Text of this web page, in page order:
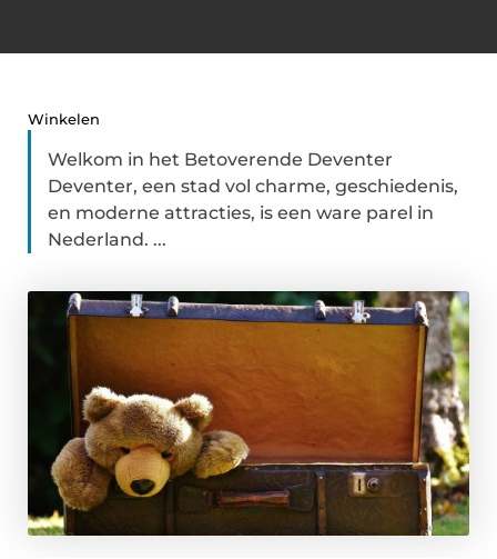
Winkelen
Welkom in het Betoverende Deventer
Deventer, een stad vol charme, geschiedenis,
en moderne attracties, is een ware parel in
Nederland. ...